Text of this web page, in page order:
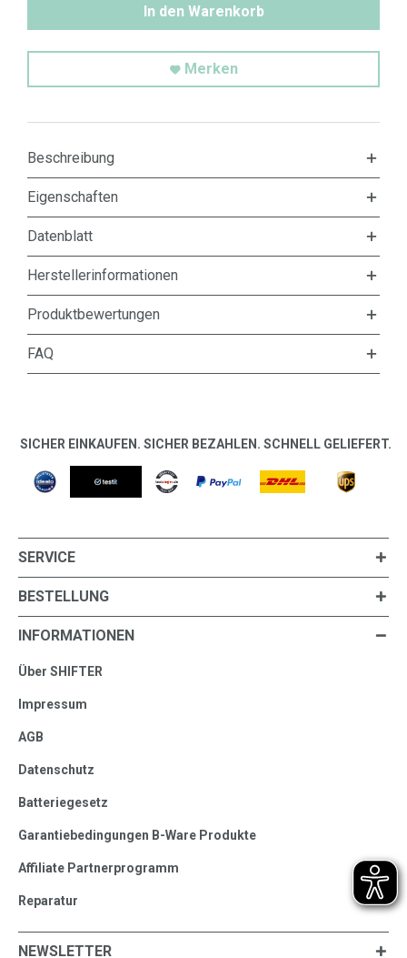
In den Warenkorb
Merken
Beschreibung
Eigenschaften
Datenblatt
Herstellerinformationen
Produktbewertungen
FAQ
SICHER EINKAUFEN. SICHER BEZAHLEN. SCHNELL GELIEFERT.
SERVICE
BESTELLUNG
INFORMATIONEN
Über SHIFTER
Impressum
AGB
Datenschutz
Batteriegesetz
Garantiebedingungen B-Ware Produkte
Affiliate Partnerprogramm
Reparatur
NEWSLETTER